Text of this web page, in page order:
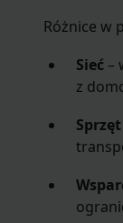
Różnice w
Sieć –
z
Sprzęt